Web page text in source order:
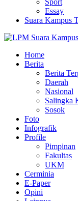
Sport
Essay
Suara Kampus
Home
Berita
Berita
Daerah
Nasional
Salingka
Sosok
Foto
Infografik
Profile
Pimpinan
Fakultas
UKM
Cerminia
E-Paper
Opini